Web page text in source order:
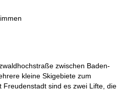
zwischen Baden-
kleine Skigebiete zum
Freudenstadt sind es zwei Lifte, die